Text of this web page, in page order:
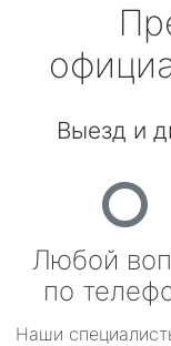
Выезд и
Любой
по
Наши